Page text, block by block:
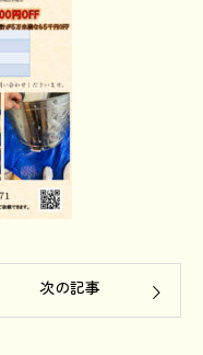
次の記事